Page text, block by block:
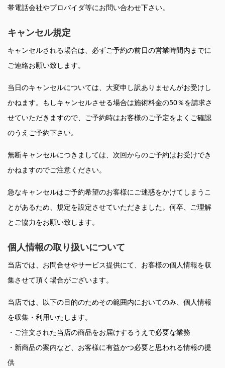
帯電話会社やプロバイダ等にお問い合わせ下さい。
キャンセル規定
キャンセルされる場合は、必ずご予約の前日の営業時間内までに
ご連絡お願い致します。
当日のキャンセルについては、大変申し訳ありませんがお受けし
かねます。もしキャンセルさせる場合は施術料金の50％を請求さ
せていただきますので、ご予約時はお客様のご予定をよくご確認
のうえご予約下さい。
無断キャンセルにつきましては、次回からのご予約はお受けでき
かねますのでご注意ください。
急なキャンセルはご予約希望のお客様にご迷惑をかけてしまうこ
とがあるため、規定を設定させていただきました。何卒、ご理解
とご協力をお願い致します。
個人情報の取り扱いについて
当店では、お問合せやサービス提供にて、お客様の個人情報を収
集させて頂く場合がございます。
当店では、以下の目的のためその範囲内においてのみ、個人情報
を収集・利用いたします。
・ご注文された当店の商品をお届けするうえで必要な業務
・新商品の案内など、お客様に有益かつ必要と思われる情報の提
供